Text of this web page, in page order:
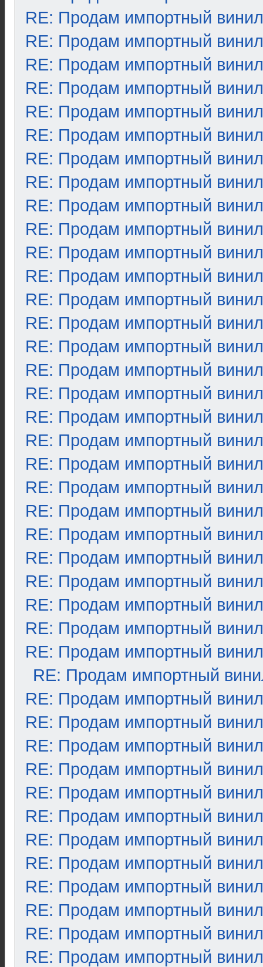
RE: Продам импортный винил
RE: Продам импортный винил
RE: Продам импортный винил
RE: Продам импортный винил
RE: Продам импортный винил
RE: Продам импортный винил
RE: Продам импортный винил
RE: Продам импортный винил
RE: Продам импортный винил
RE: Продам импортный винил
RE: Продам импортный винил
RE: Продам импортный винил
RE: Продам импортный винил
RE: Продам импортный винил
RE: Продам импортный винил
RE: Продам импортный винил
RE: Продам импортный винил
RE: Продам импортный винил
RE: Продам импортный винил
RE: Продам импортный винил
RE: Продам импортный винил
RE: Продам импортный винил
RE: Продам импортный винил
RE: Продам импортный винил
RE: Продам импортный винил
RE: Продам импортный винил
RE: Продам импортный винил
RE: Продам импортный винил
RE: Продам импортный
RE: Продам импортный винил
RE: Продам импортный винил
RE: Продам импортный винил
RE: Продам импортный винил
RE: Продам импортный винил
RE: Продам импортный винил
RE: Продам импортный винил
RE: Продам импортный винил
RE: Продам импортный винил
RE: Продам импортный винил
RE: Продам импортный винил
RE: Продам импортный винил